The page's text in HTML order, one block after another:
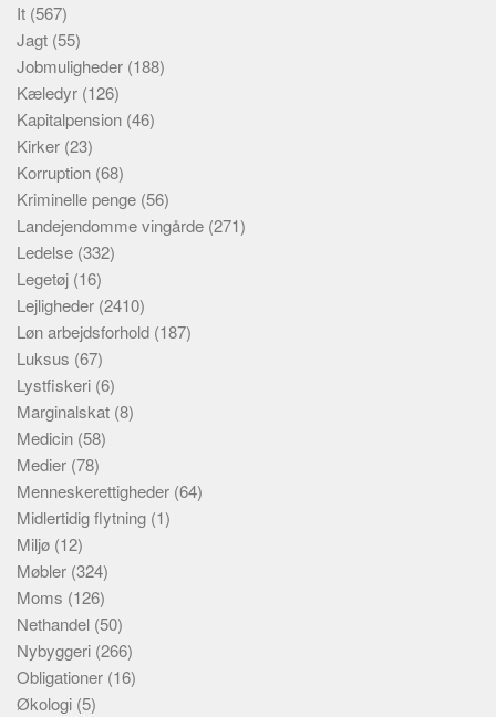
It (567)
Jagt (55)
Jobmuligheder (188)
Kæledyr (126)
Kapitalpension (46)
Kirker (23)
Korruption (68)
Kriminelle penge (56)
Landejendomme vingårde (271)
Ledelse (332)
Legetøj (16)
Lejligheder (2410)
Løn arbejdsforhold (187)
Luksus (67)
Lystfiskeri (6)
Marginalskat (8)
Medicin (58)
Medier (78)
Menneskerettigheder (64)
Midlertidig flytning (1)
Miljø (12)
Møbler (324)
Moms (126)
Nethandel (50)
Nybyggeri (266)
Obligationer (16)
Økologi (5)